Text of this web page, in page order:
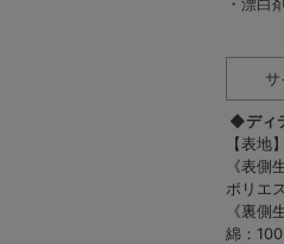
◆ディ
【表地】
《表側
ポリエ
《裏側
綿：